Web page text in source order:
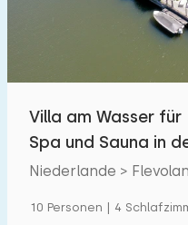
Villa am Wasser für
Spa und Sauna in
Niederlande >
10 Personen | 4